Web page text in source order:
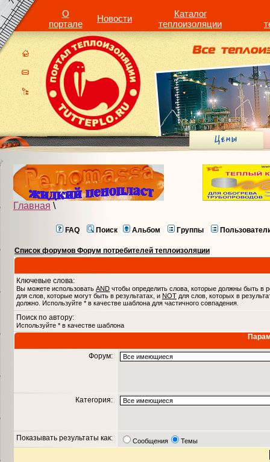
О
портале
Новости
Каталог
теплоизоляции
Главная \
FAQ Поиск Альбом Группы
Список форумов Форум потребителей теплоизоляции
Ключевые слова:
Вы можете использовать AND чтобы определить слова, которые должны быть в
для слов, которые могут быть в результатах, и NOT для слов, которых в
должно. Используйте * в качестве шаблона для частичного совпадения.
Поиск по автору:
Используйте * в качестве шаблона
Форум:
Категория:
Показывать результаты как: Сообщения Темы